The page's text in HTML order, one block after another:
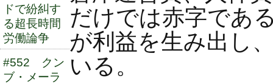
ドで紛糾す
る超長時間
労働論争
#552 クン
ブ・メーラ
だけでは赤字であ
が利益を生み出し
いる。